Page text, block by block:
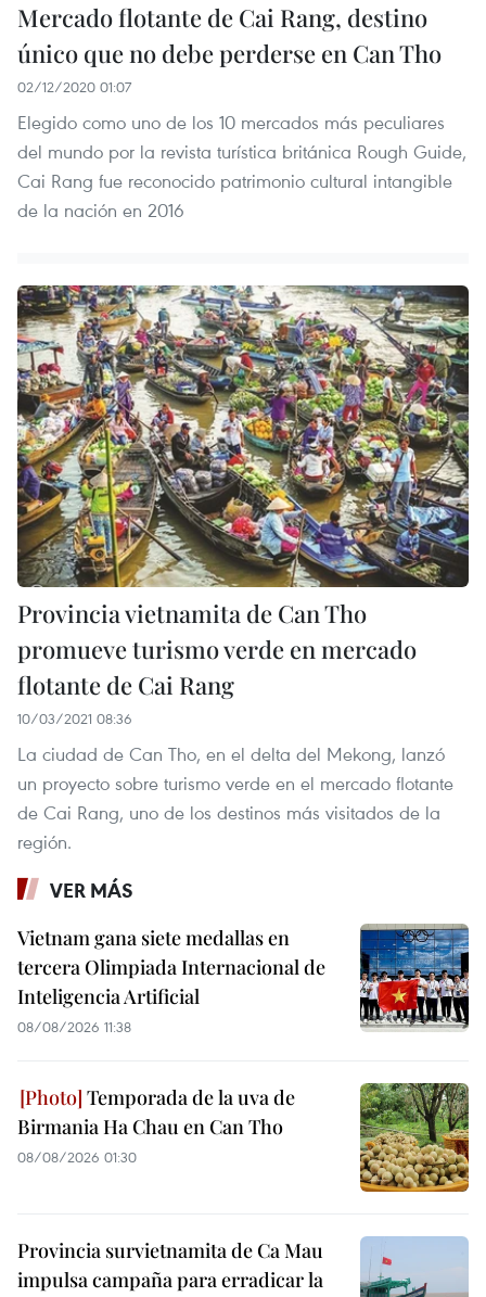
Mercado flotante de Cai Rang, destino
único que no debe perderse en Can Tho
02/12/2020 01:07
Elegido como uno de los 10 mercados más peculiares
del mundo por la revista turística británica Rough Guide,
Cai Rang fue reconocido patrimonio cultural intangible
de la nación en 2016
Provincia vietnamita de Can Tho
promueve turismo verde en mercado
flotante de Cai Rang
10/03/2021 08:36
La ciudad de Can Tho, en el delta del Mekong, lanzó
un proyecto sobre turismo verde en el mercado flotante
de Cai Rang, uno de los destinos más visitados de la
región.
VER MÁS
Vietnam gana siete medallas en
tercera Olimpiada Internacional de
Inteligencia Artificial
08/08/2026 11:38
Temporada de la uva de
Birmania Ha Chau en Can Tho
08/08/2026 01:30
Provincia survietnamita de Ca Mau
impulsa campaña para erradicar la